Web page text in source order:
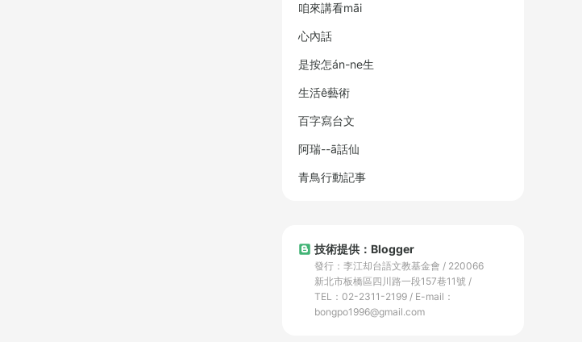
咱來講看māi
心內話
是按怎án-ne生
生活ê藝術
百字寫台文
阿瑞--ā話仙
青鳥行動記事
技術提供：Blogger
發行：李江却台語文教基金會 / 220066
新北市板橋區四川路一段157巷11號 /
TEL：02-2311-2199 / E-mail：
bongpo1996@gmail.com